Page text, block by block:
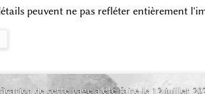
peuvent ne pas refléter entièrement
de cette page a été faite le 12 juillet